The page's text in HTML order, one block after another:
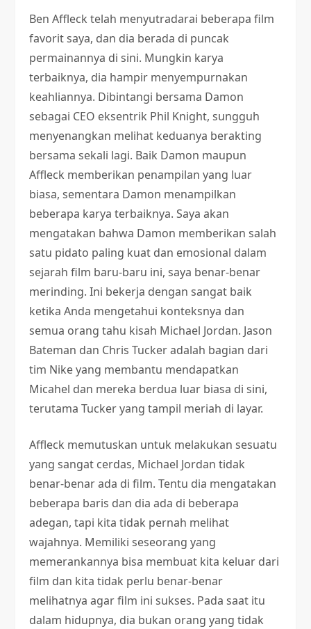
Ben Affleck telah menyutradarai beberapa film
favorit saya, dan dia berada di puncak
permainannya di sini. Mungkin karya
terbaiknya, dia hampir menyempurnakan
keahliannya. Dibintangi bersama Damon
sebagai CEO eksentrik Phil Knight, sungguh
menyenangkan melihat keduanya berakting
bersama sekali lagi. Baik Damon maupun
Affleck memberikan penampilan yang luar
biasa, sementara Damon menampilkan
beberapa karya terbaiknya. Saya akan
mengatakan bahwa Damon memberikan salah
satu pidato paling kuat dan emosional dalam
sejarah film baru-baru ini, saya benar-benar
merinding. Ini bekerja dengan sangat baik
ketika Anda mengetahui konteksnya dan
semua orang tahu kisah Michael Jordan. Jason
Bateman dan Chris Tucker adalah bagian dari
tim Nike yang membantu mendapatkan
Micahel dan mereka berdua luar biasa di sini,
terutama Tucker yang tampil meriah di layar.
Affleck memutuskan untuk melakukan sesuatu
yang sangat cerdas, Michael Jordan tidak
benar-benar ada di film. Tentu dia mengatakan
beberapa baris dan dia ada di beberapa
adegan, tapi kita tidak pernah melihat
wajahnya. Memiliki seseorang yang
memerankannya bisa membuat kita keluar dari
film dan kita tidak perlu benar-benar
melihatnya agar film ini sukses. Pada saat itu
dalam hidupnya, dia bukan orang yang tidak